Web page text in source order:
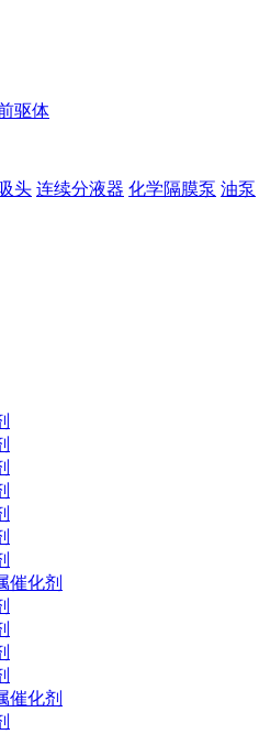
驱体
头 连续分液器 化学隔膜泵 油泵
催化剂
催化剂